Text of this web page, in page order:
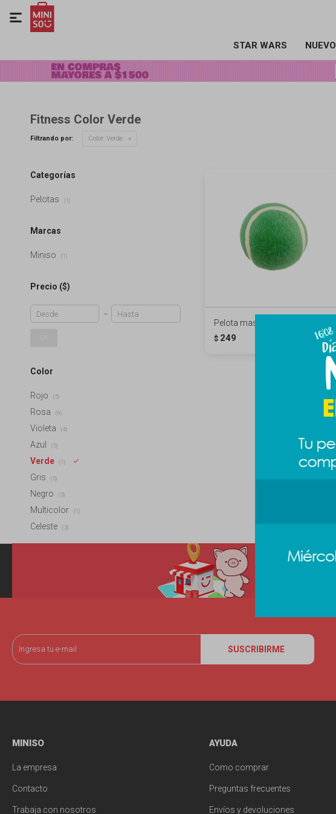
STAR WARS NUEVO

Fitness Color Verde
Filtrando por: Color: Verde
Pelota mascota 2pcs - verde
$ 249
Categorías
Pelotas (1)
Marcas
Miniso (1)
Precio ($)
Color
Rojo (5)
Rosa (6)
Violeta (4)
Azul (5)
Verde (1)
Gris (5)
Negro (3)
Multicolor (1)
Celeste (3)
SUSCRIBIRME
MINISO
La empresa
Contacto
Trabaja con nosotros
AYUDA
Como comprar
Preguntas frecuentes
Envíos y devoluciones